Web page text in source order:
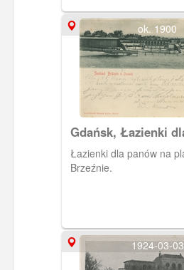
ok. 1900
Gdańsk, Łazienki
Łazienki dla panów na
Brzeźnie.
1924-03-03